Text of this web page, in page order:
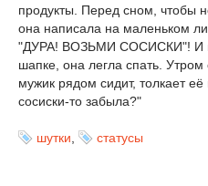
продукты. Перед сном, чтобы
она написала на маленьком
"ДУРА! ВОЗЬМИ СОСИСКИ"! И
шапке, она легла спать. Утром
мужик рядом сидит, толкает её
сосиски-то забыла?"
шутки статусы